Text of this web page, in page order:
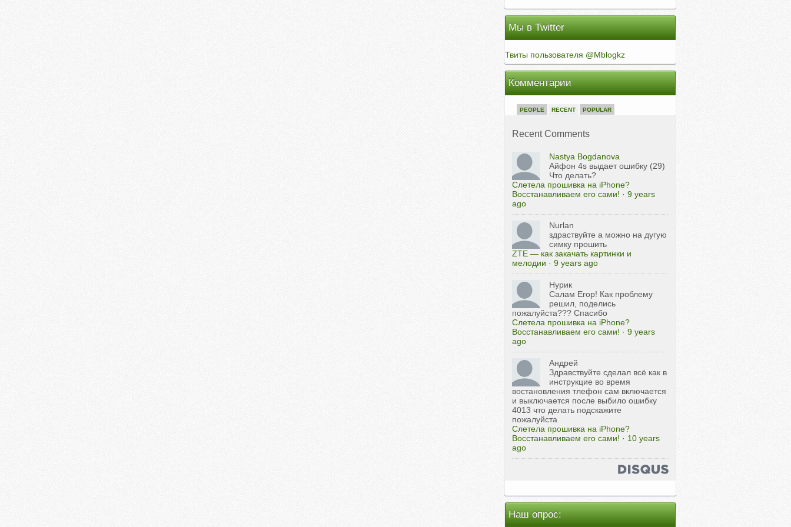
Мы в Twitter
Твиты пользователя @Mblogkz
Комментарии
PEOPLE RECENT POPULAR
Recent Comments
Nastya Bogdanova
Айфон 4s выдает ошибку (29)
Что делать?
Слетела прошивка на iPhone?
Восстанавливаем его сами! · 9 years
ago
Nurlan
здраствуйте а можно на дугую
симку прошить
ZTE — как закачать картинки и
мелодии · 9 years ago
Нурик
Салам Егор! Как проблему
решил, поделись
пожалуйста??? Спасибо
Слетела прошивка на iPhone?
Восстанавливаем его сами! · 9 years
ago
Андрей
Здравствуйте сделал всё как в
инструкцие во время
востановления тлефон сам включается
и выключается после выбило ошибку
4013 что делать подскажите
пожалуйста
Слетела прошивка на iPhone?
Восстанавливаем его сами! · 10 years
ago
Наш опрос: